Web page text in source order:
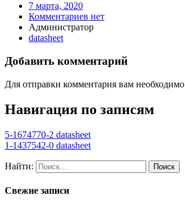
7 марта, 2020
Комментариев нет
Администратор
datasheet
Добавить комментарий
Для отправки комментария вам необходимо
Навигация по записям
5-1674770-2 datasheet
1-1437542-0 datasheet
Найти:
Свежие записи